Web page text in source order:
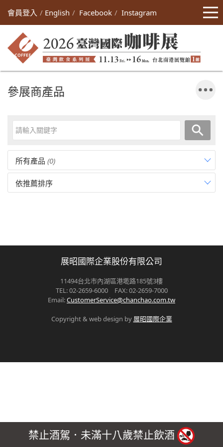
會員登入 English Facebook Instagram
參展商產品
所有產品 (0)
依推薦排序
展昭國際企業股份有限公司
11494台北市內湖區港墘路185號3樓
TEL: 02-2659-6000 FAX: 02-2659-7000
Email:CustomerService@chanchao.com.tw
Copyright & web design by 展昭國際企業
禁止酒駕．未滿十八歲禁止飲酒